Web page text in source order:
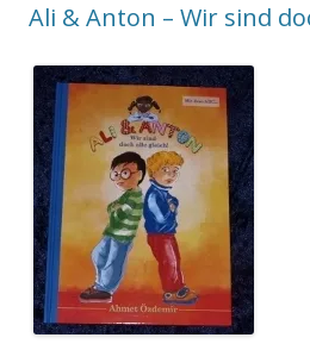
Ali & Anton – Wir sind